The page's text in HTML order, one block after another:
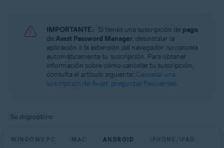
Sistemas operativos:
Windows, macOS, Android y iOS
IMPORTANTE: Si tienes una suscripción de pago
deAvast Password Manager, desinstalar la
aplicación o la extensión del navegador no cancela
automáticamente tu suscripción. Para obtener
información sobre cómo cancelar tu suscripción,
consulta el artículo siguiente: Cancelar una
suscripción de Avast: preguntas frecuentes.
Su dispositivo:
WINDOWS PC MAC ANDROID IPHONE/IPAD